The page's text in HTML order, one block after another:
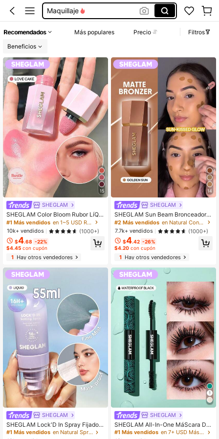
Sheglam Maquillaje
Sheglam
Recomendados Más populares Precio
Filtros
Beneficios
15
SHEGLAM
SHEGLAM Color Bloom Rubor LíQui
do Acabado Mate-Love Cake Color
ete Marca De Belleza CosméTica
Maquillaje Para Mujeres Y NiñAs
#1 Más vendidos
en 1~5 USD Rubor
10k+ vendidos
(1000+)
$4.68 -22%
$4.45 con cupón
1Hay otros vendedores
SHEGLAM
SHEGLAM Lock'D In Spray Fijador
Marca De Belleza CosméTica Maq
#1 Más vendidos
en Natural Spray fijador
14
SHEGLAM
SHEGLAM Sun Beam Bronceador L
íQuido Mate-Golden Sun Marca De
Belleza CosméTica Maquillaje Para
Mujeres Y NiñAs
#2 Más vendidos
en Natural Contorno y bronceador
7.7k+ vendidos
(1000+)
$4.42 -26%
$4.20 con cupón
1Hay otros vendedores
SHEGLAM
SHEGLAM All-In-One MáScara De
Volumen Y Longitud PestañAs Marc
#1 Más vendidos
en 7+ USD Máscaras de pestañas